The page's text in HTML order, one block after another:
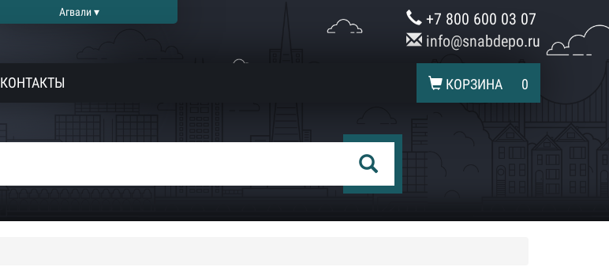
Агвали ▾
+7 800 600 03 07
info@snabdepo.ru
КОНТАКТЫ КОРЗИНА 0